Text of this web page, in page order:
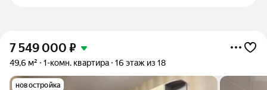
7 549 000 ₽
49,6 м² 1-комн. квартира 16 этаж из 18
новостройка